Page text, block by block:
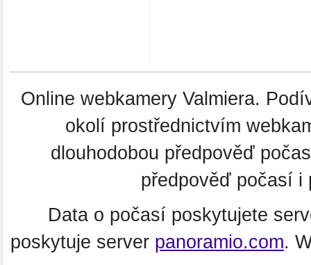
Online webkamery Valmiera.
okolí prostřednictvím
dlouhodobou předpověď
předpověď počasí i
Data o počasí poskytujete
poskytuje server panoramio.com.